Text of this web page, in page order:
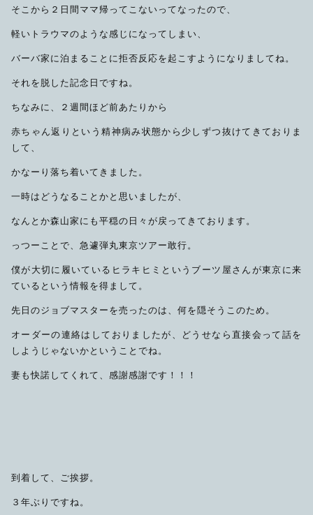
そこから２日間ママ帰ってこないってなったので、
軽いトラウマのような感じになってしまい、
バーバ家に泊まることに拒否反応を起こすようになりましてね。
それを脱した記念日ですね。
ちなみに、２週間ほど前あたりから
赤ちゃん返りという精神病み状態から少しずつ抜けてきておりま
して、
かなーり落ち着いてきました。
一時はどうなることかと思いましたが、
なんとか森山家にも平穏の日々が戻ってきております。
っつーことで、急遽弾丸東京ツアー敢行。
僕が大切に履いているヒラキヒミというブーツ屋さんが東京に来
ているという情報を得まして。
先日のジョブマスターを売ったのは、何を隠そうこのため。
オーダーの連絡はしておりましたが、どうせなら直接会って話を
しようじゃないかということでね。
妻も快諾してくれて、感謝感謝です！！！
到着して、ご挨拶。
３年ぶりですね。